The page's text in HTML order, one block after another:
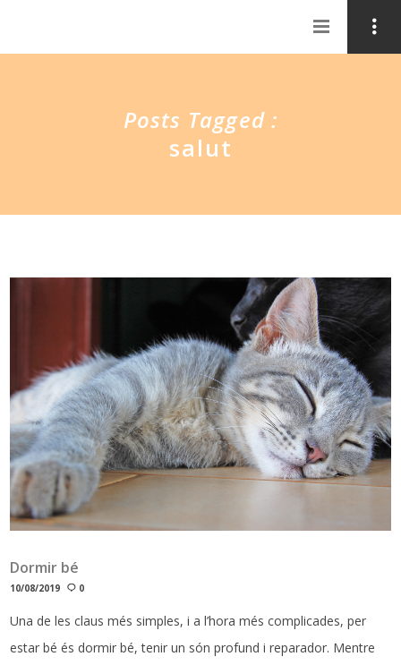
Posts Tagged :
salut
Dormir bé
10/08/2019 0
Una de les claus més simples, i a l’hora més complicades, per
estar bé és dormir bé, tenir un són profund i reparador. Mentre